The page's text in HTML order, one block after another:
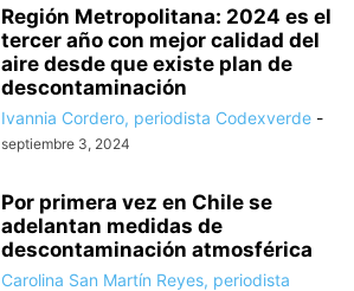
Región Metropolitana: 2024 es el
tercer año con mejor calidad del
aire desde que existe plan de
descontaminación
Ivannia Cordero, periodista Codexverde -
septiembre 3, 2024
Por primera vez en Chile se
adelantan medidas de
descontaminación atmosférica
Carolina San Martín Reyes, periodista